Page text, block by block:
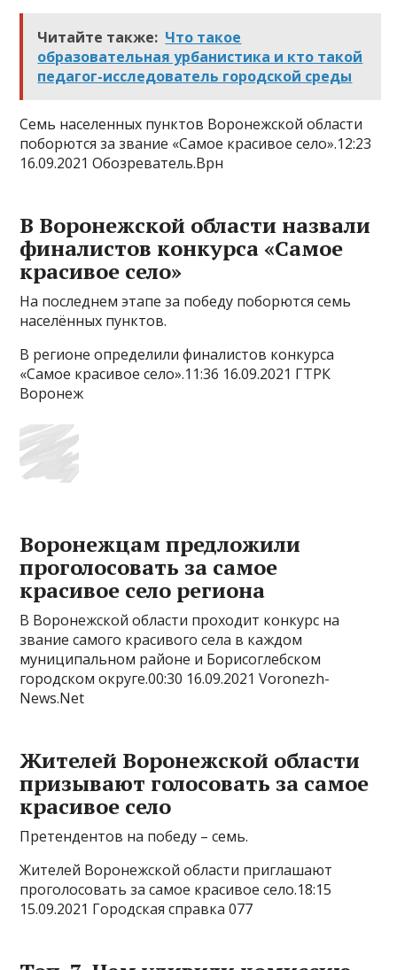
Читайте также: Что такое
образовательная урбанистика и кто такой
педагог-исследователь городской среды
Семь населенных пунктов Воронежской области
поборются за звание «Самое красивое село».12:23
16.09.2021 Обозреватель.Врн
В Воронежской области назвали
финалистов конкурса «Самое
красивое село»
На последнем этапе за победу поборются семь
населённых пунктов.
В регионе определили финалистов конкурса
«Самое красивое село».11:36 16.09.2021 ГТРК
Воронеж
Воронежцам предложили
проголосовать за самое
красивое село региона
В Воронежской области проходит конкурс на
звание самого красивого села в каждом
муниципальном районе и Борисоглебском
городском округе.00:30 16.09.2021 Voronezh-
News.Net
Жителей Воронежской области
призывают голосовать за самое
красивое село
Претендентов на победу – семь.
Жителей Воронежской области приглашают
проголосовать за самое красивое село.18:15
15.09.2021 Городская справка 077